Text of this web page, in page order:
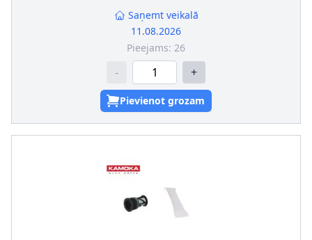
Saņemt veikalā
11.08.2026
Pieejams: 26
- +
Pievienot grozam